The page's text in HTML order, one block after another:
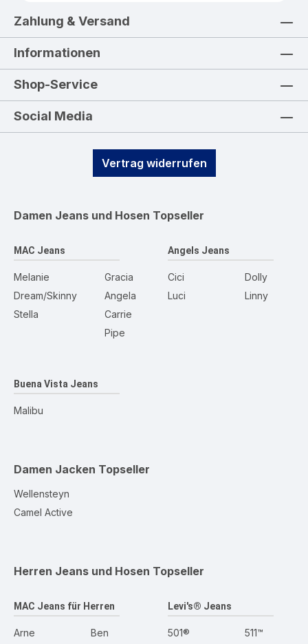
Zahlung & Versand
Informationen
Shop-Service
Social Media
Vertrag widerrufen
Damen Jeans und Hosen Topseller
MAC Jeans
Melanie
Dream/Skinny
Stella
Gracia
Angela
Carrie
Pipe
Angels Jeans
Cici
Luci
Dolly
Linny
Buena Vista Jeans
Malibu
Damen Jacken Topseller
Wellensteyn
Camel Active
Herren Jeans und Hosen Topseller
MAC Jeans für Herren
Arne
Ben
Levi's® Jeans
501® 511™